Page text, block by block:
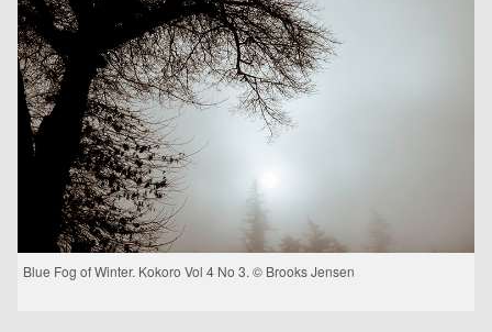
Blue Fog of Winter. Kokoro Vol 4 No 3. © Brooks Jensen